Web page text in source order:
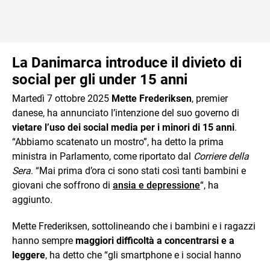
La Danimarca introduce il divieto di
social per gli under 15 anni
Martedì 7 ottobre 2025 Mette Frederiksen, premier
danese, ha annunciato l’intenzione del suo governo di
vietare l’uso dei social media per i minori di 15 anni.
“Abbiamo scatenato un mostro”, ha detto la prima
ministra in Parlamento, come riportato dal Corriere della
Sera. “Mai prima d’ora ci sono stati così tanti bambini e
giovani che soffrono di ansia e depressione“, ha
aggiunto.
Mette Frederiksen, sottolineando che i bambini e i ragazzi
hanno sempre maggiori difficoltà a concentrarsi e a
leggere, ha detto che “gli smartphone e i social hanno